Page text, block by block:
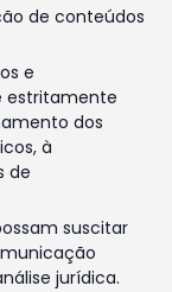
de conteúdos
e
estritamente
dos
à
de
suscitar
jurídica.